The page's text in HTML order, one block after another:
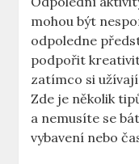
mohou být
odpoledne
podpořit
zatímco si
Zde je několik
a nemusíte se
vybavení nebo